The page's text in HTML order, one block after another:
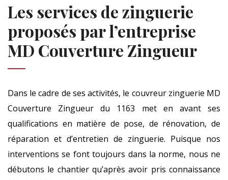
Les services de zinguerie
proposés par l’entreprise
MD Couverture Zingueur
Dans le cadre de ses activités, le couvreur zinguerie MD
Couverture Zingueur du 1163 met en avant ses
qualifications en matière de pose, de rénovation, de
réparation et d’entretien de zinguerie. Puisque nos
interventions se font toujours dans la norme, nous ne
débutons le chantier qu’après avoir pris connaissance